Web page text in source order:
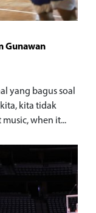
Gunawan
yang bagus soal
kita tidak
when it...